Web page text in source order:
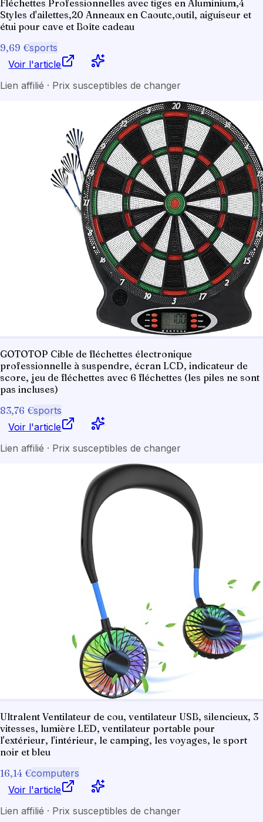
Fléchettes Professionnelles avec tiges en Aluminium,4
Styles d'ailettes,20 Anneaux en Caoutc,outil, aiguiseur et
étui pour cave et Boîte cadeau
9,69 €sports
Voir l'article
Lien affilié · Prix susceptibles de changer
GOTOTOP Cible de fléchettes électronique
professionnelle à suspendre, écran LCD, indicateur de
score, jeu de fléchettes avec 6 fléchettes (les piles ne sont
pas incluses)
83,76 €sports
Voir l'article
Lien affilié · Prix susceptibles de changer
Ultralent Ventilateur de cou, ventilateur USB, silencieux, 3
vitesses, lumière LED, ventilateur portable pour
l'extérieur, l'intérieur, le camping, les voyages, le sport
noir et bleu
16,14 €computers
Voir l'article
Lien affilié · Prix susceptibles de changer